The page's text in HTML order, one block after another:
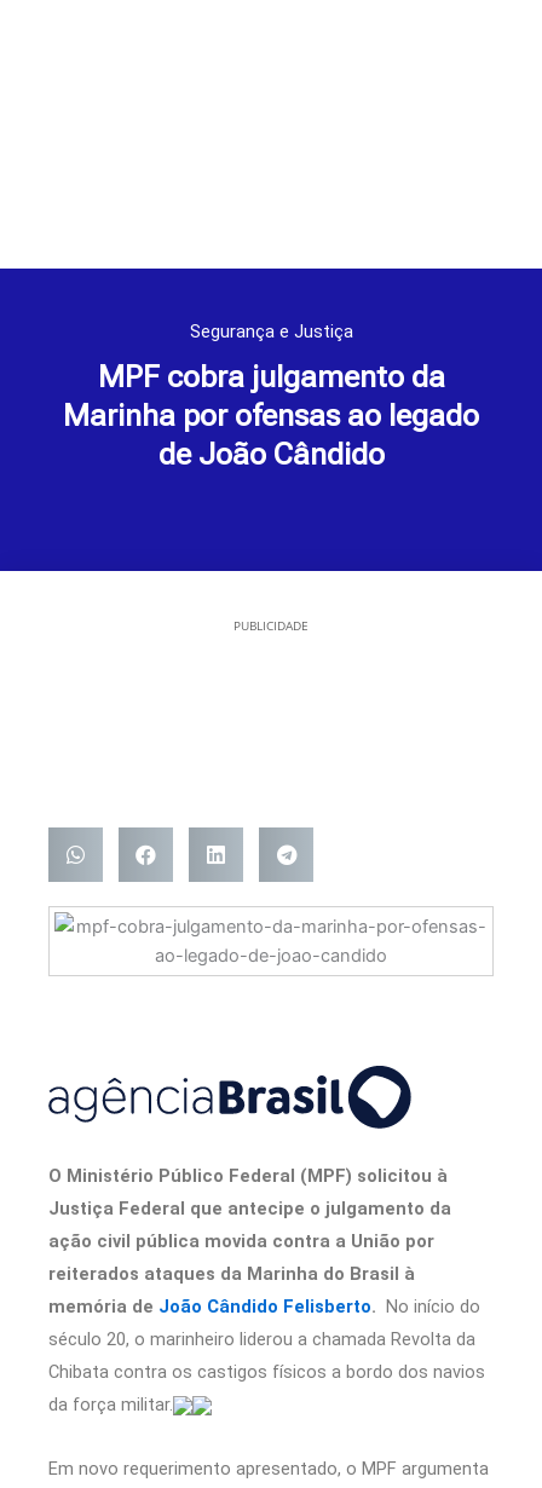
Segurança e Justiça
MPF cobra julgamento da
Marinha por ofensas ao legado
de João Cândido
PUBLICIDADE
O Ministério Público Federal (MPF) solicitou à
Justiça Federal que antecipe o julgamento da
ação civil pública movida contra a União por
reiterados ataques da Marinha do Brasil à
memória de João Cândido Felisberto. No início do
século 20, o marinheiro liderou a chamada Revolta da
Chibata contra os castigos físicos a bordo dos navios
da força militar.
Em novo requerimento apresentado, o MPF argumenta